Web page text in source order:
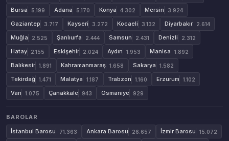
Bursa 5.199 Adana 5.170 Konya 4.302 Mersin 3.924
Gaziantep 3.717 Kayseri 3.272 Kocaeli 3.132 Diyarbakır 2.614
Muğla 2.525 Şanlıurfa 2.444 Samsun 2.431 Denizli 2.312
Hatay 2.155 Eskişehir 2.024 Aydın 1.953 Manisa 1.892
Balıkesir 1.891 Kahramanmaraş 1.658 Sakarya 1.582
Tekirdağ 1.471 Malatya 1.187 Trabzon 1.160 Erzurum 1.102
Van 1.075 Çanakkale 943 Osmaniye 929
BAROLAR
İstanbul Barosu
71.363 Ankara Barosu 26.657 İzmir Barosu 15.072